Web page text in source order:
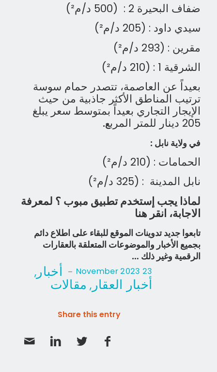
ضفاف البحيرة 2 :
(500 د/م²)
سيدي داود : (205 د/م²)
مقرين : (293 د/م²)
الشرقية 1 : (210 د/م²)
بعيداً عن العاصمة، تتصدر حمام سوسة
ترتيب المناطق الأكثر جاذبية من حيث
الإيجار التجاري بعيداً بمتوسط ​​سعر يبلغ
205 دينار للمتر المرب
ع.
في ولاية نابل :
الحمامات : (210 د/م²)
نابل المدينة : (325 د/م²)
لماذا يجب إستخدم تطبيق مبوب ؟ لمعرفة
الاجابة، انقر هنا
تابعوا جديد تدوينات الموقع للبقاء على اطلاع دائم
بجميع الأخبار والموضوعات المتعلقة بالعقارات
الرقمية وغير ذلك …
23 November 2023
- أخبار ,
أخبار العقار , مقالات
Share this entry